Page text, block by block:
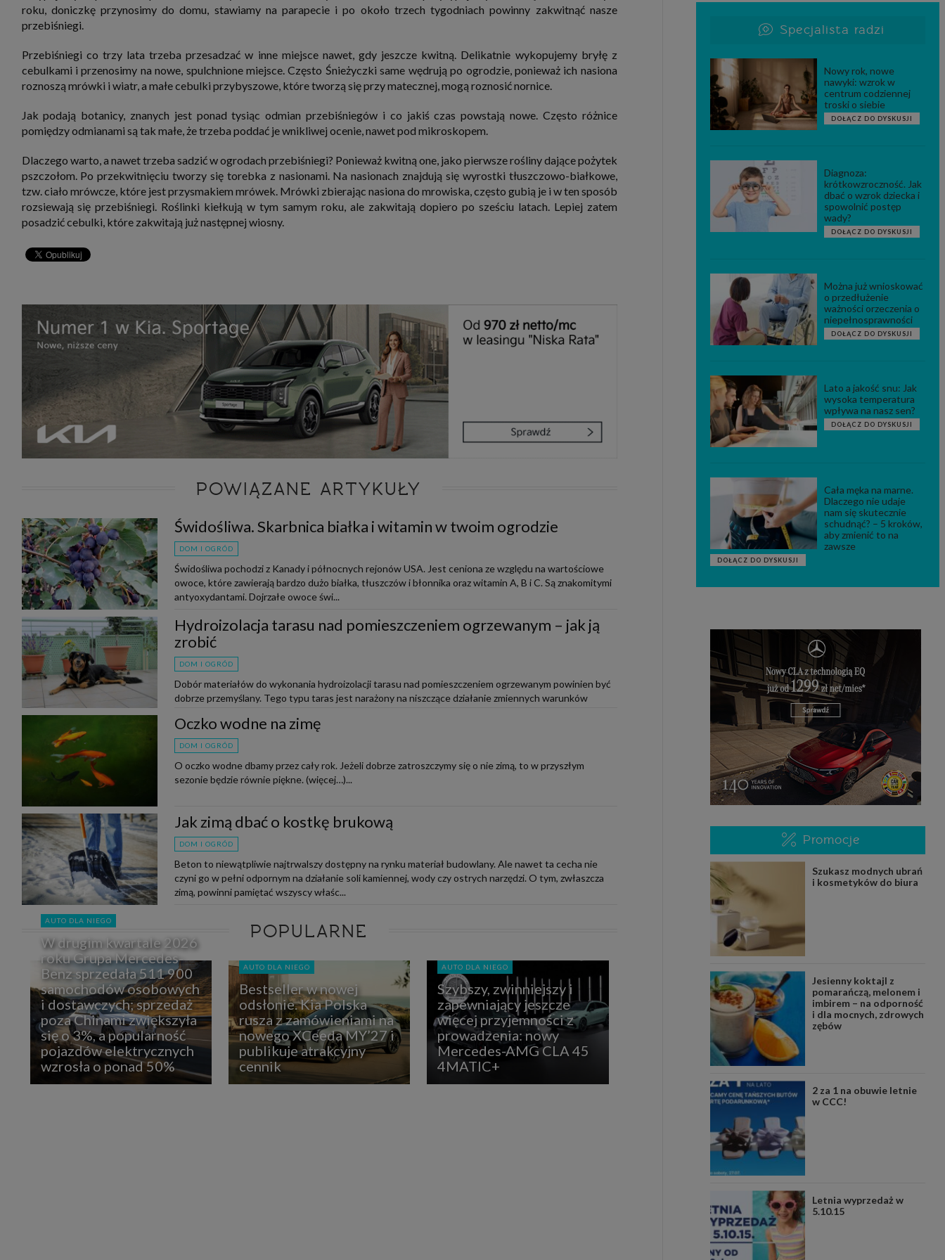
roku, doniczkę przynosimy do domu, stawiamy na parapecie i po około trzech tygodniach powinny zakwitnąć nasze
przebiśniegi.
Przebiśniegi co trzy lata trzeba przesadzać w inne miejsce nawet, gdy jeszcze kwitną. Delikatnie wykopujemy bryłę z
cebulkami i przenosimy na nowe, spulchnione miejsce. Często Śnieżyczki same wędrują po ogrodzie, ponieważ ich nasiona
roznoszą mrówki i wiatr, a małe cebulki przybyszowe, które tworzą się przy matecznej, mogą roznosić nornice.
Jak podają botanicy, znanych jest ponad tysiąc odmian przebiśniegów i co jakiś czas powstają nowe. Często różnice
pomiędzy odmianami są tak małe, że trzeba poddać je wnikliwej ocenie, nawet pod mikroskopem.
Dlaczego warto, a nawet trzeba sadzić w ogrodach przebiśniegi? Ponieważ kwitną one, jako pierwsze rośliny dające pożytek
pszczołom. Po przekwitnięciu tworzy się torebka z nasionami. Na nasionach znajdują się wyrostki tłuszczowo-białkowe,
tzw. ciało mrówcze, które jest przysmakiem mrówek. Mrówki zbierając nasiona do mrowiska, często gubią je i w ten sposób
rozsiewają się przebiśniegi. Roślinki kiełkują w tym samym roku, ale zakwitają dopiero po sześciu latach. Lepiej zatem
posadzić cebulki, które zakwitają już następnej wiosny.
POWIĄZANE ARTYKUŁY
Świdośliwa. Skarbnica białka i witamin w twoim ogrodzie
DOM I OGRÓD
Świdośliwa pochodzi z Kanady i północnych rejonów USA. Jest ceniona ze względu na wartościowe
owoce, które zawierają bardzo dużo białka, tłuszczów i błonnika oraz witamin A, B i C. Są znakomitymi
antyoxydantami. Dojrzałe owoce świ...
Hydroizolacja tarasu nad pomieszczeniem ogrzewanym – jak ją
zrobić
DOM I OGRÓD
Dobór materiałów do wykonania hydroizolacji tarasu nad pomieszczeniem ogrzewanym powinien być
dobrze przemyślany. Tego typu taras jest narażony na niszczące działanie zmiennych warunków
Oczko wodne na zimę
DOM I OGRÓD
O oczko wodne dbamy przez cały rok. Jeżeli dobrze zatroszczymy się o nie zimą, to w przyszłym
sezonie będzie równie piękne. (więcej…)...
Jak zimą dbać o kostkę brukową
DOM I OGRÓD
Beton to niewątpliwie najtrwalszy dostępny na rynku materiał budowlany. Ale nawet ta cecha nie
czyni go w pełni odpornym na działanie soli kamiennej, wody czy ostrych narzędzi. O tym, zwłaszcza
zimą, powinni pamiętać wszyscy właśc...
POPULARNE
AUTO DLA NIEGO
W drugim kwartale 2026
roku Grupa Mercedes-
Benz sprzedała 511 900
samochodów osobowych
i dostawczych; sprzedaż
poza Chinami zwiększyła
się o 3%, a popularność
pojazdów elektrycznych
wzrosła o ponad 50%
AUTO DLA NIEGO
Bestseller w nowej
odsłonie. Kia Polska
rusza z zamówieniami na
nowego XCeeda MY’27 i
publikuje atrakcyjny
cennik
AUTO DLA NIEGO
Szybszy, zwinniejszy i
zapewniający jeszcze
więcej przyjemności z
prowadzenia: nowy
Mercedes-AMG CLA 45
4MATIC+
Specjalista radzi
Nowy rok, nowe
nawyki: wzrok w
centrum codziennej
troski o siebie
DOŁĄCZ DO DYSKUSJI
Diagnoza:
krótkowzroczność. Jak
dbać o wzrok dziecka i
spowolnić postęp
wady?
DOŁĄCZ DO DYSKUSJI
Można już wnioskować
o przedłużenie
ważności orzeczenia o
niepełnosprawności
DOŁĄCZ DO DYSKUSJI
Lato a jakość snu: Jak
wysoka temperatura
wpływa na nasz sen?
DOŁĄCZ DO DYSKUSJI
Cała męka na marne.
Dlaczego nie udaje
nam się skutecznie
schudnąć? – 5 kroków,
aby zmienić to na
zawsze
DOŁĄCZ DO DYSKUSJI
Promocje
Szukasz modnych ubrań
i kosmetyków do biura
Jesienny koktajl z
pomarańczą, melonem i
imbirem – na odporność
i dla mocnych, zdrowych
zębów
2 za 1 na obuwie letnie
w CCC!
Letnia wyprzedaż w
5.10.15